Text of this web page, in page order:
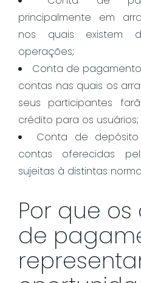
principalmente em
nos quais existem
operações;
Conta de
contas nas quais os
seus participantes
crédito para os usuários;
Conta de
contas oferecidas
sujeitas à distintas
Por que
de